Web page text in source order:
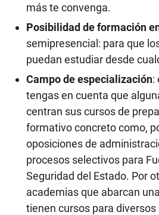
más te convenga.
Posibilidad de formación
semipresencial: para que
puedan estudiar desde
Campo de especialización:
tengas en cuenta que
centran sus cursos de
formativo concreto como,
oposiciones de
procesos selectivos para
Seguridad del Estado. Por
academias que abarcan
tienen cursos para